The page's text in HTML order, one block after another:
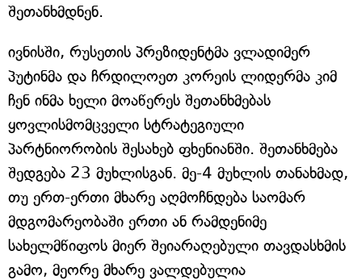
შეთანხმდნენ.
ივნისში, რუსეთის პრეზიდენტმა ვლადიმერ
პუტინმა და ჩრდილოეთ კორეის ლიდერმა კიმ
ჩენ ინმა ხელი მოაწერეს შეთანხმებას
ყოვლისმომცველი სტრატეგიული
პარტნიორობის შესახებ ფხენიანში. შეთანხმება
შედგება 23 მუხლისგან. მე-4 მუხლის თანახმად,
თუ ერთ-ერთი მხარე აღმოჩნდება საომარ
მდგომარეობაში ერთი ან რამდენიმე
სახელმწიფოს მიერ შეიარაღებული თავდასხმის
გამო, მეორე მხარე ვალდებულია